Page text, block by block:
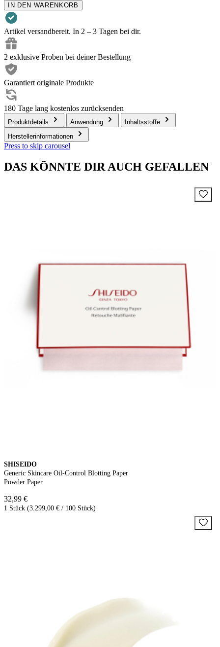
IN DEN WARENKORB
Artikel versandbereit. In 2 – 3 Tagen bei dir.
2 exklusive Proben bei deiner Bestellung
Garantiert originale Produkte
180 Tage lang kostenlos zurücksenden
Produktdetails Anwendung
Inhaltsstoffe
Herstellerinformationen
Press to skip carousel
DAS KÖNNTE DIR AUCH GEFALLEN
SHISEIDO
Generic Skincare Oil-Control Blotting Paper
Powder Paper
32,99 €
1 Stück (3.299,00 € / 100 Stück)